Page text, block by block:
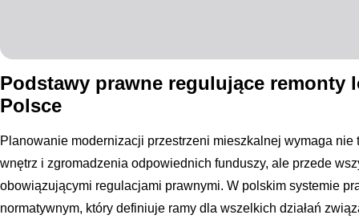
Podstawy prawne regulujące remonty
Polsce
Planowanie modernizacji przestrzeni mieszkalnej wymaga
wnętrz i zgromadzenia odpowiednich funduszy, ale przede
obowiązującymi regulacjami prawnymi. W polskim systemie
normatywnym, który definiuje ramy dla wszelkich działań